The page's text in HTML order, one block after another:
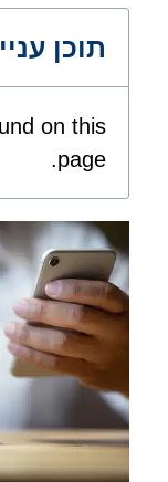
תוכן
on this
page.